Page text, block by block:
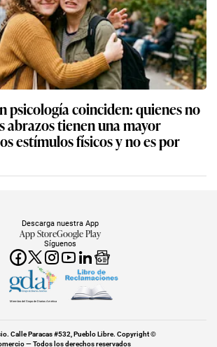
psicología coinciden: quienes no
abrazos tienen una mayor
estímulos físicos y no es por
Síguenos
Descarga nuestra App
App StoreGoogle Play
Miembro del Grupo de Diarios América
Calle Paracas #532, Pueblo Libre. Copyright ©
— Todos los derechos reservados